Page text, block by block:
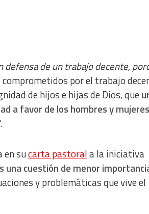
defensa de un trabajo decente,
por el trabajo
de hijos e hijas de Dios, que
a favor de los hombres y
en sucarta pastorala la iniciativa
una cuestión de menor
y problemáticas que vive el